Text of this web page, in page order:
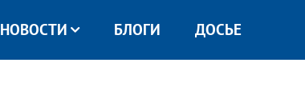
НОВОСТИ БЛОГИ ДОСЬЕ